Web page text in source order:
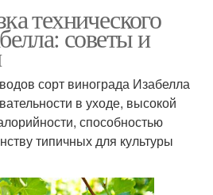
технического
советы и
сорт винограда Изабелла
в уходе, высокой
способностью
типичных для культуры